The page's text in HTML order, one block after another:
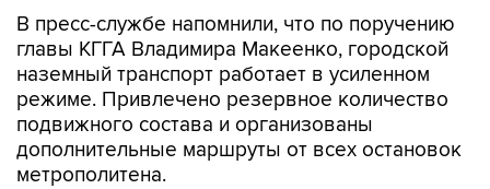
В пресс-службе напомнили, что по поручению
главы КГГА Владимира Макеенко, городской
наземный транспорт работает в усиленном
режиме. Привлечено резервное количество
подвижного состава и организованы
дополнительные маршруты от всех остановок
метрополитена.